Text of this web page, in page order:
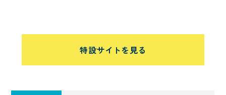
特設サイトを見る